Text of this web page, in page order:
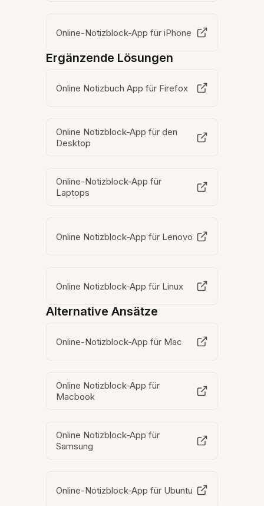
Online-Notizblock-App für iPhone
Ergänzende Lösungen
Online Notizbuch App für Firefox
Online Notizblock-App für den
Desktop
Online-Notizblock-App für
Laptops
Online Notizblock-App für Lenovo
Online Notizblock-App für Linux
Alternative Ansätze
Online-Notizblock-App für Mac
Online Notizblock-App für
Macbook
Online Notizblock-App für
Samsung
Online-Notizblock-App für Ubuntu